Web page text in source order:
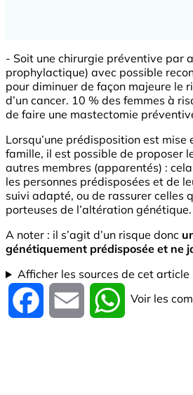
- Soit une chirurgie préventive par
prophylactique) avec possible
pour diminuer de façon majeure le
d’un cancer. 10 % des femmes à
de faire une mastectomie
Lorsqu’une prédisposition est mise
famille, il est possible de proposer
autres membres (apparentés) :
les personnes prédisposées et de
suivi adapté, ou de rassurer celles
porteuses de l’altération génétique.
A noter : il s’agit d’un risque donc
génétiquement prédisposée et ne
Afficher les sources de cet article
Facebook Email WhatsApp
Voir les